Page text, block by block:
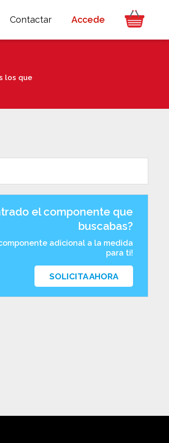
Contactar Accede
los que
el componente que
buscabas?
adicional a la medida
para ti!
SOLICITA AHORA